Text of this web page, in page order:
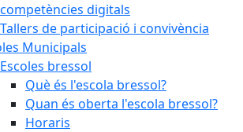
competències digitals
Tallers de participació i convivència
Municipals
Escoles bressol
Què és l'escola bressol?
Quan és oberta l'escola bressol?
Horaris